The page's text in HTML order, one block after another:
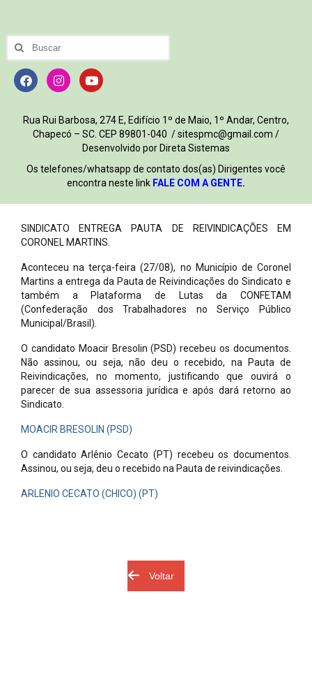
Rua Rui Barbosa, 274 E, Edifício 1º de Maio, 1º Andar, Centro,
Chapecó – SC. CEP 89801-040 / sitespmc@gmail.com /
Desenvolvido por Direta Sistemas
Os telefones/whatsapp de contato dos(as) Dirigentes você
encontra neste link FALE COM A GENTE.
SINDICATO ENTREGA PAUTA DE REIVINDICAÇÕES EM
CORONEL MARTINS.
Aconteceu na terça-feira (27/08), no Município de Coronel
Martins a entrega da Pauta de Reivindicações do Sindicato e
também a Plataforma de Lutas da CONFETAM
(Confederação dos Trabalhadores no Serviço Público
Municipal/Brasil).
O candidato Moacir Bresolin (PSD) recebeu os documentos.
Não assinou, ou seja, não deu o recebido, na Pauta de
Reivindicações, no momento, justificando que ouvirá o
parecer de sua assessoria jurídica e após dará retorno ao
Sindicato.
MOACIR BRESOLIN (PSD)
O candidato Arlênio Cecato (PT) recebeu os documentos.
Assinou, ou seja, deu o recebido na Pauta de reivindicações.
ARLENIO CECATO (CHICO) (PT)
Voltar